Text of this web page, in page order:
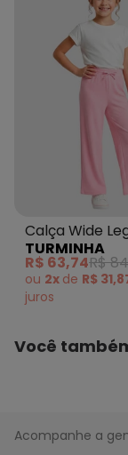
Calça Wide
Rosa
TURMINHA
R$ 63,74R$
ou 2x de R$
juros
Você
Acompanhe a